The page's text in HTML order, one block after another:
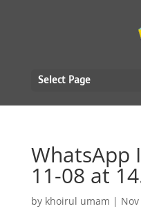
Select Page
WhatsApp
11-08 at
by khoirul umam |